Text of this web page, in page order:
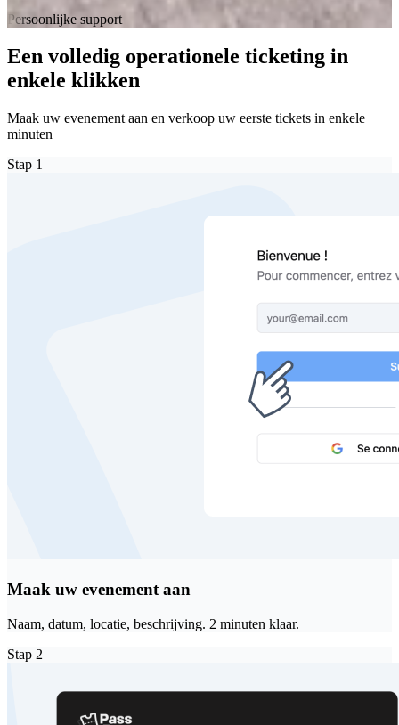
Persoonlijke support
Een volledig operationele ticketing in
enkele klikken
Maak uw evenement aan en verkoop uw eerste tickets in enkele
minuten
Stap 1
Maak uw evenement aan
Naam, datum, locatie, beschrijving. 2 minuten klaar.
Stap 2